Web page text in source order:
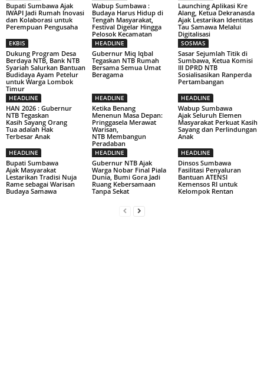
Bupati Sumbawa Ajak
IWAPI Jadi Rumah Inovasi
dan Kolaborasi untuk
Perempuan Pengusaha
Wabup Sumbawa :
Budaya Harus Hidup di
Tengah Masyarakat,
Festival Digelar Hingga
Pelosok Kecamatan
Launching Aplikasi Kre
Alang, Ketua Dekranasda
Ajak Lestarikan Identitas
Tau Samawa Melalui
Digitalisasi
EKBIS
Dukung Program Desa
Berdaya NTB, Bank NTB
Syariah Salurkan Bantuan
Budidaya Ayam Petelur
untuk Warga Lombok
Timur
HEADLINE
Gubernur Miq Iqbal
Tegaskan NTB Rumah
Bersama Semua Umat
Beragama
SOSMAS
Sasar Sejumlah Titik di
Sumbawa, Ketua Komisi
III DPRD NTB
Sosialisasikan Ranperda
Pertambangan
HEADLINE
HAN 2026 : Gubernur
NTB Tegaskan
Kasih Sayang Orang
Tua adalah Hak
Terbesar Anak
HEADLINE
Ketika Benang
Menenun Masa Depan:
Pringgasela Merawat
Warisan,
NTB Membangun
Peradaban
HEADLINE
Wabup Sumbawa
Ajak Seluruh Elemen
Masyarakat Perkuat Kasih
Sayang dan Perlindungan
Anak
HEADLINE
Bupati Sumbawa
Ajak Masyarakat
Lestarikan Tradisi Nuja
Rame sebagai Warisan
Budaya Samawa
HEADLINE
Gubernur NTB Ajak
Warga Nobar Final Piala
Dunia, Bumi Gora Jadi
Ruang Kebersamaan
Tanpa Sekat
HEADLINE
Dinsos Sumbawa
Fasilitasi Penyaluran
Bantuan ATENSI
Kemensos RI untuk
Kelompok Rentan